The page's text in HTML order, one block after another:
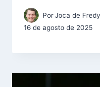
PorJoca de Fredy
16 de agosto de 2025